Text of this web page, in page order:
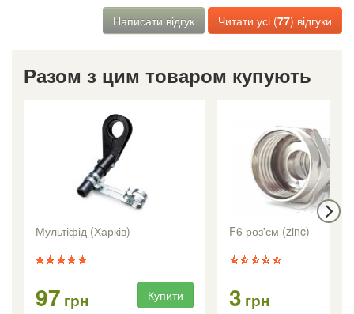
Написати відгук Читати усі (77) відгуки
Разом з цим товаром купують
Мультіфід (Харків)
97 грн Купити
F6 роз'єм (zinc)
3 грн